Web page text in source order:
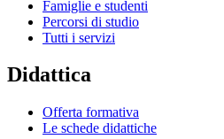
Famiglie e studenti
Percorsi di studio
Tutti i servizi
Didattica
Offerta formativa
Le schede didattiche